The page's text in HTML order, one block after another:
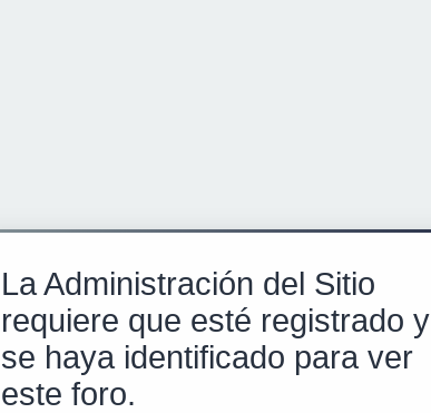
La Administración del Sitio
requiere que esté registrado y
se haya identificado para ver
este foro.